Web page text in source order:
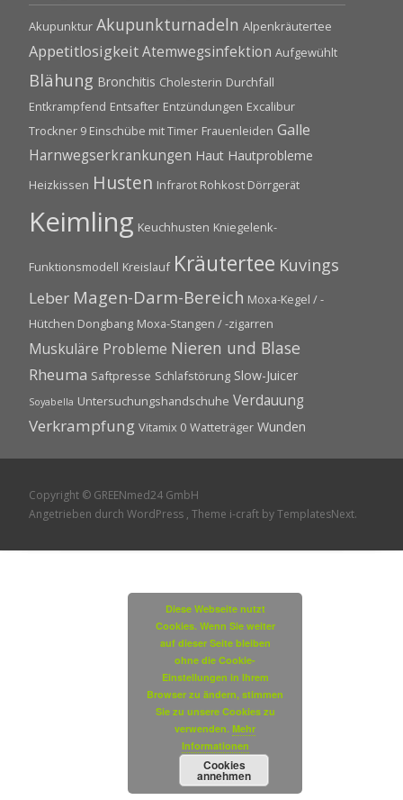
Akupunktur Akupunkturnadeln Alpenkräutertee
AppetitlosigkeitAtemwegsinfektion Aufgewühlt
Blähung Bronchitis Cholesterin Durchfall
Entkrampfend Entsafter Entzündungen Excalibur
Trockner 9 Einschübe mit Timer Frauenleiden Galle
Harnwegserkrankungen Haut Hautprobleme
Heizkissen Husten Infrarot Rohkost Dörrgerät
Keimling Keuchhusten Kniegelenk-
Funktionsmodell Kreislauf Kräutertee Kuvings
Leber Magen-Darm-Bereich Moxa-Kegel / -
Hütchen Dongbang Moxa-Stangen / -zigarren
Muskuläre Probleme Nieren und Blase
Rheuma Saftpresse Schlafstörung Slow-Juicer
Soyabella Untersuchungshandschuhe Verdauung
Verkrampfung Vitamix 0 Watteträger Wunden
Copyright © GREENmed24 GmbH
Angetrieben durch WordPress , Theme i-craft by TemplatesNext.
Diese Webseite nutzt
Cookies. Wenn Sie weiter
auf dieser Seite bleiben
ohne die Cookie-
Einstellungen in Ihrem
Browser zu ändern, stimmen
Sie zu unsere Cookies zu
verwenden. Mehr
Informationen
Cookies
annehmen